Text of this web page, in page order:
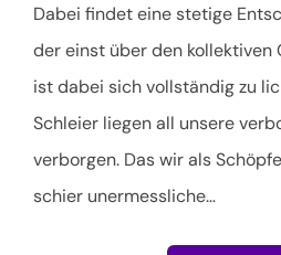
Dabei findet eine stetige
der einst über den kollektiven
ist dabei sich vollständig zu
Schleier liegen all unsere
verborgen. Das wir als
schier unermessliche…